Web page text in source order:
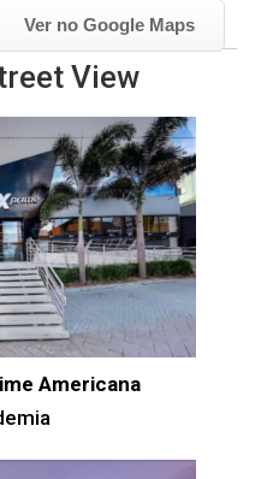
Ver no Google Maps
View
Americana